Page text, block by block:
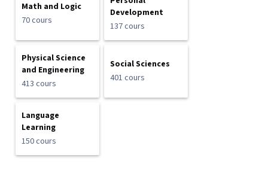
Math and Logic
70 cours
Development
137 cours
Physical Science
and Engineering
413 cours
Social Sciences
401 cours
Language
Learning
150 cours